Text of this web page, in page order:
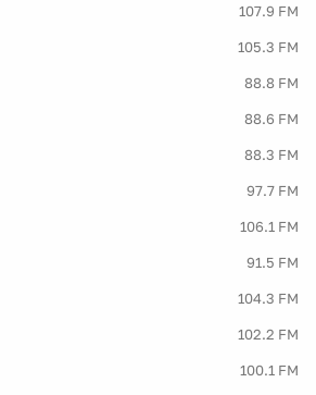
107.9 FM
105.3 FM
88.8 FM
88.6 FM
88.3 FM
97.7 FM
106.1 FM
91.5 FM
104.3 FM
102.2 FM
100.1 FM